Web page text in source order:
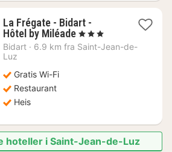
La Frégate - Bidart -
Hôtel by Miléade1
natt
, 3 Stjerner
Bidart · 6.9 km fra Saint-Jean-de-
Luz
Gratis Wi-Fi
Restaurant
Heis
hoteller i Saint-Jean-de-Luz